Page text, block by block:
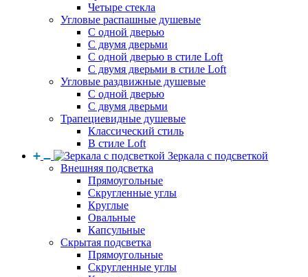
Четыре стекла
Угловые распашные душевые
С одной дверью
С двумя дверьми
С одной дверью в стиле Loft
С двумя дверьми в стиле Loft
Угловые раздвижные душевые
С одной дверью
С двумя дверьми
Трапециевидные душевые
Классический стиль
В стиле Loft
Зеркала с подсветкой
Внешняя подсветка
Прямоугольные
Скругленные углы
Круглые
Овальные
Капсульные
Скрытая подсветка
Прямоугольные
Скругленные углы